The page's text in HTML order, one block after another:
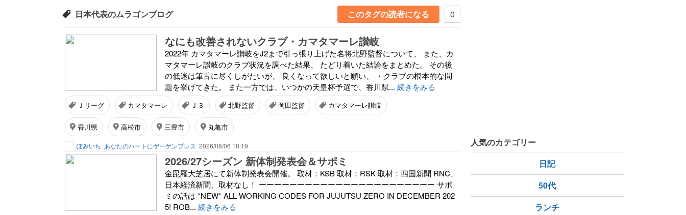
日本代表のムラゴンブログ このタグの読者になる 0
なにも改善されないクラブ・カマタマーレ讃岐
2022年 カマタマーレ讃岐をJ2まで引っ張り上げた名将北野監督について、 また、カ
マタマーレ讃岐のクラブ状況を調べた結果、 たどり着いた結論をまとめた。 その後
の低迷は筆舌に尽くしがたいが、 良くなって欲しいと願い、 ・クラブの根本的な問
題を挙げてきた。 また一方では、いつかの天皇杯予選で、香川県... 続きをみる
Ｊリーグ カマタマーレ Ｊ３ 北野監督 岡田監督 カマタマーレ讃岐
香川県 高松市 三豊市 丸亀市
ぽみいち あなたのハートにゲーゲンプレス 2026/08/06 18:19
2026/27シーズン 新体制発表会＆サポミ
金毘羅大芝居にて新体制発表会開催。 取材：KSB 取材：RSK 取材：四国新聞 RNC、
日本経済新聞、取材なし！ ーーーーーーーーーーーーーーーーーーーーーーー サポ
ミの話は *NEW* ALL WORKING CODES FOR JUJUTSU ZERO IN DECEMBER 202
5! ROB... 続きをみる
人気のカテゴリー
日記
50代
ランチ